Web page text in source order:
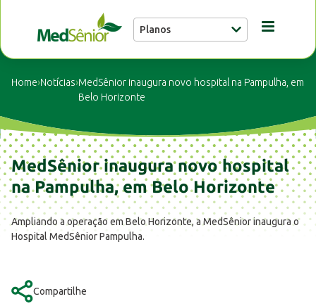
Planos
Unidades
Notícias
Home›Notícias›MedSênior inaugura novo hospital na Pampulha, em
Belo Horizonte
MedSênior inaugura novo hospital
na Pampulha, em Belo Horizonte
Ampliando a operação em Belo Horizonte, a MedSênior inaugura o
Hospital MedSênior Pampulha.
Compartilhe